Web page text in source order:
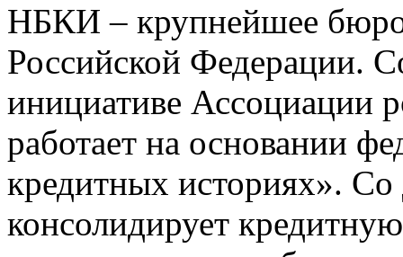
НБКИ – крупнейшее
Российской Федерации.
инициативе Ассоциации
работает на основании
кредитных историях».
консолидирует